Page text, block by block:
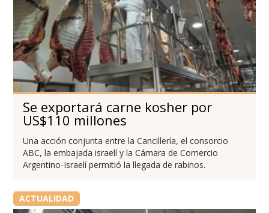
Se exportará carne kosher por
US$110 millones
Una acción conjunta entre la Cancillería, el consorcio
ABC, la embajada israelí y la Cámara de Comercio
Argentino-Israelí permitió la llegada de rabinos.
ACTUALIDAD